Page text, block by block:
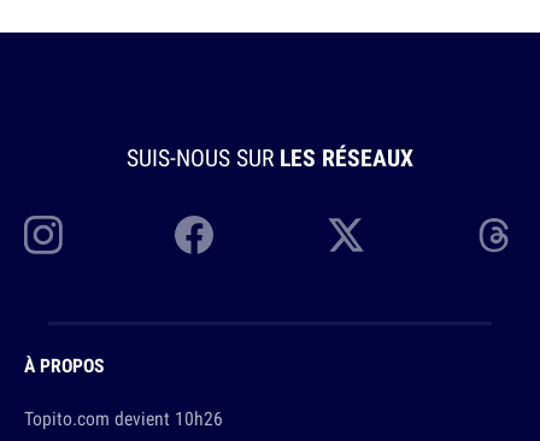
SUIS-NOUS SUR LES RÉSEAUX
À PROPOS
Topito.com devient 10h26